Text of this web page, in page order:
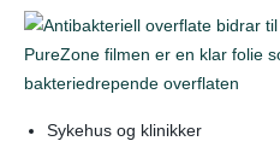
Sykehus og klinikker